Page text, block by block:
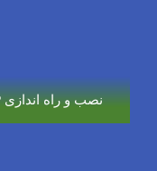
نصب و راه اندازی NTP